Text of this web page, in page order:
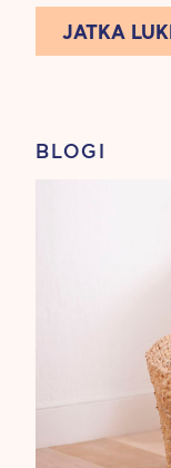
JATKA
BLOGI